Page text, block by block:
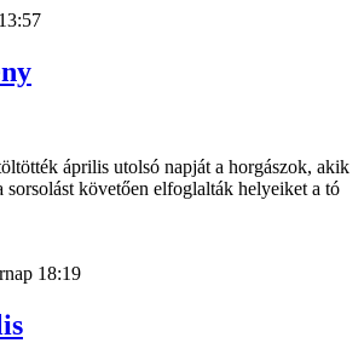
április utolsó napját a horgászok, akik
sorsolást követően elfoglalták helyeiket a tó
18:19